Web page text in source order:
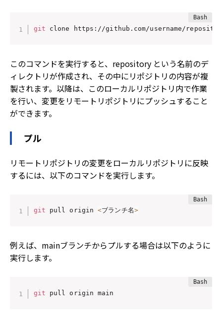
git clone https://github.com/username/
このコマンドを実行すると、repository という名前のデ
ィレクトリが作成され、その中にリポジトリの内容が複
製されます。以降は、このローカルリポジトリ内で作業
を行い、変更をリモートリポジトリにプッシュすること
ができます。
プル
リモートリポジトリの変更をローカルリポジトリに反映
するには、以下のコマンドを実行します。
git pull origin <ブランチ名>
例えば、mainブランチからプルする場合は以下のように
実行します。
git pull origin main